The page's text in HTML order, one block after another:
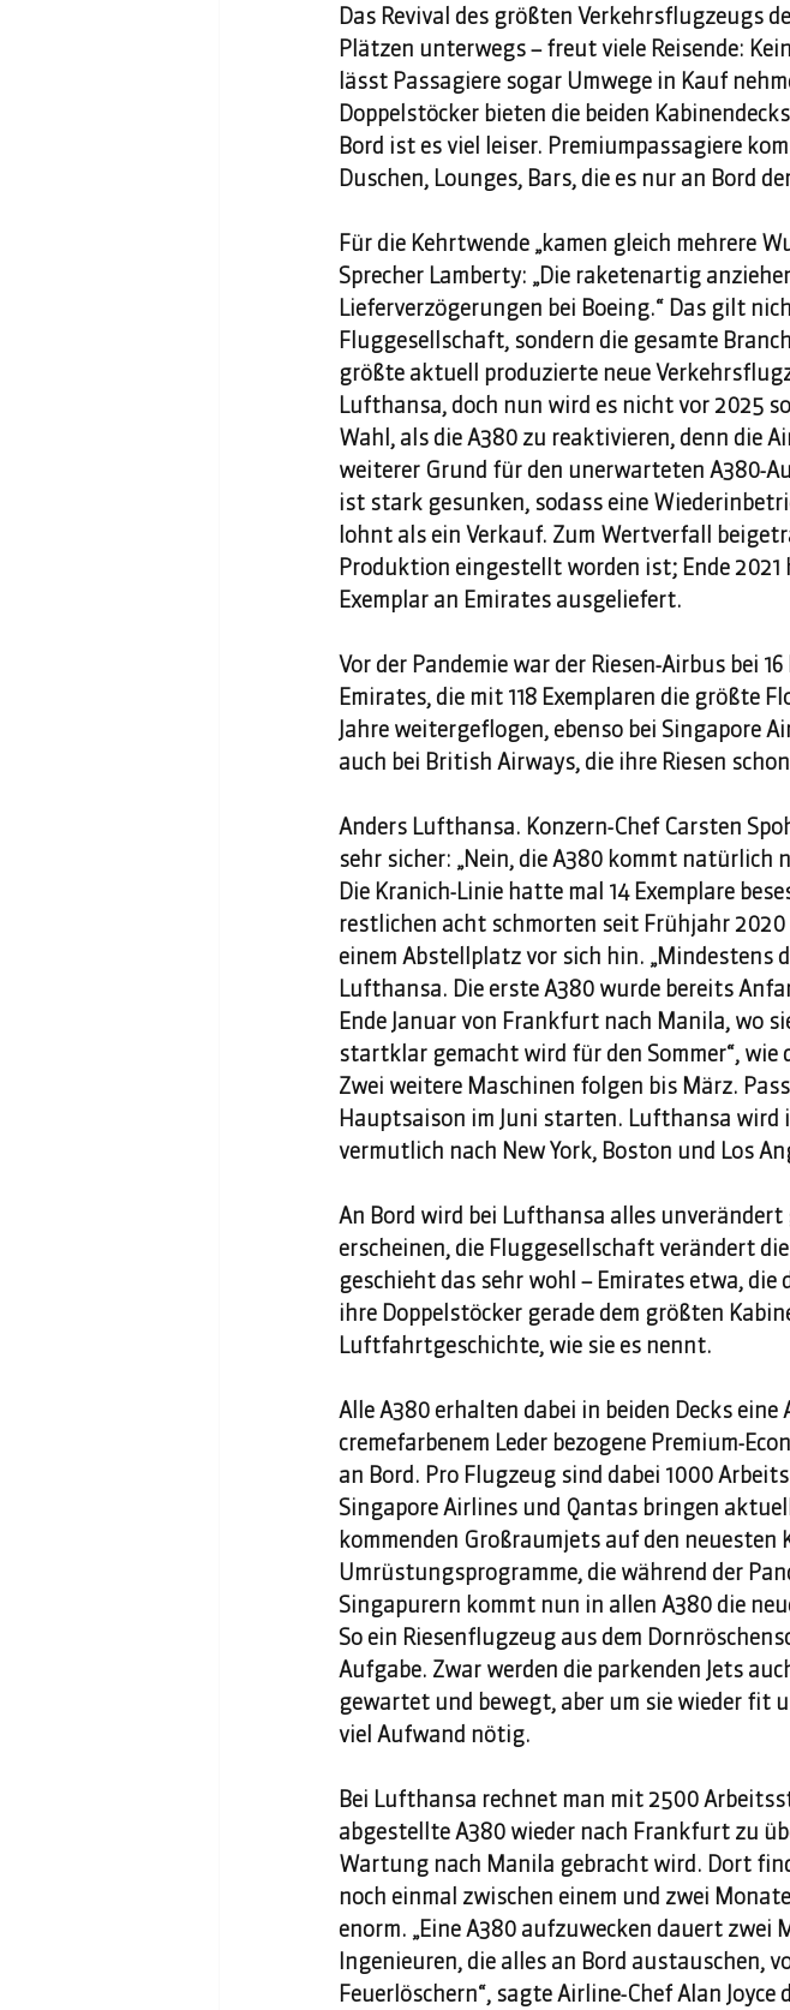
Das Revival des größten Verkehrsflugzeugs
Plätzen unterwegs – freut viele Reisende:
lässt Passagiere sogar Umwege in Kauf
Doppelstöcker bieten die beiden
Bord ist es viel leiser. Premiumpassagiere
Duschen, Lounges, Bars, die es nur an Bord
Für die Kehrtwende „kamen gleich mehrere
Sprecher Lamberty: „Die raketenartig
Lieferverzögerungen bei Boeing.“ Das gilt
Fluggesellschaft, sondern die gesamte
größte aktuell produzierte neue
Lufthansa, doch nun wird es nicht vor 2025
Wahl, als die A380 zu reaktivieren, denn die
weiterer Grund für den unerwarteten A380-
ist stark gesunken, sodass eine
lohnt als ein Verkauf. Zum Wertverfall
Produktion eingestellt worden ist; Ende
Exemplar an Emirates ausgeliefert.
Vor der Pandemie war der Riesen-Airbus bei
Emirates, die mit 118 Exemplaren die größte
Jahre weitergeflogen, ebenso bei Singapore
auch bei British Airways, die ihre Riesen
Anders Lufthansa. Konzern-Chef Carsten
sehr sicher: „Nein, die A380 kommt natürlich
Die Kranich-Linie hatte mal 14 Exemplare
restlichen acht schmorten seit Frühjahr
einem Abstellplatz vor sich hin. „Mindestens
Lufthansa. Die erste A380 wurde bereits
Ende Januar von Frankfurt nach Manila, wo
startklar gemacht wird für den Sommer“,
Zwei weitere Maschinen folgen bis März.
Hauptsaison im Juni starten. Lufthansa wird
vermutlich nach New York, Boston und Los
An Bord wird bei Lufthansa alles
erscheinen, die Fluggesellschaft verändert
geschieht das sehr wohl – Emirates etwa,
ihre Doppelstöcker gerade dem größten
Luftfahrtgeschichte, wie sie es nennt.
Alle A380 erhalten dabei in beiden Decks
cremefarbenem Leder bezogene Premium-
an Bord. Pro Flugzeug sind dabei 1000
Singapore Airlines und Qantas bringen
kommenden Großraumjets auf den
Umrüstungsprogramme, die während der
Singapurern kommt nun in allen A380 die
So ein Riesenflugzeug aus dem
Aufgabe. Zwar werden die parkenden Jets
gewartet und bewegt, aber um sie wieder fit
viel Aufwand nötig.
Bei Lufthansa rechnet man mit 2500
abgestellte A380 wieder nach Frankfurt zu
Wartung nach Manila gebracht wird. Dort
noch einmal zwischen einem und zwei
enorm. „Eine A380 aufzuwecken dauert
Ingenieuren, die alles an Bord austauschen,
Feuerlöschern“, sagte Airline-Chef Alan